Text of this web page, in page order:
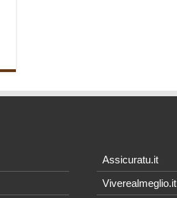
Assicuratu.it
Viverealmeglio.it